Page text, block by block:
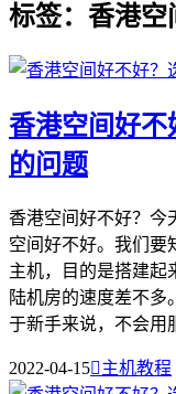
标签：香港空
香港空间好不
的问题
香港空间好不好？今
空间好不好。我们要
主机，目的是搭建起
陆机房的速度差不多
于新手来说，不会用
2022-04-15主机教程